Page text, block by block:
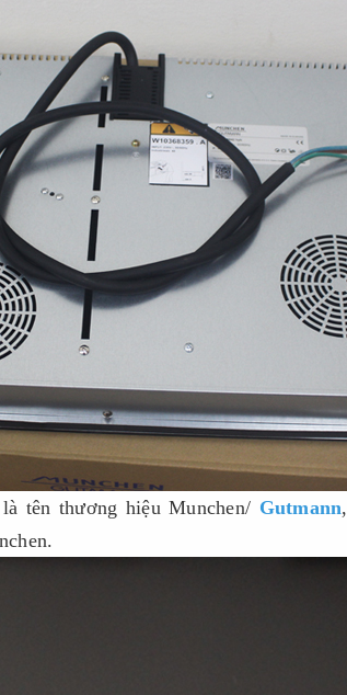
tên thương hiệu Munchen/ Gutmann